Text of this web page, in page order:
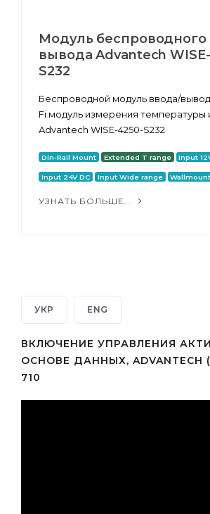
Модуль беспроводного
вывода Advantech
S232
Беспроводной модуль ввода/
Fi модуль измерения температуры
Advantech WISE-4250-S232
Din-Rail Mount Extended T range Input
Input 24V DC Input Wide range Wallmount
УЗНАТЬ БОЛЬШЕ...
УКР ENG
ВКЛЮЧЕНИЕ УПРАВЛЕНИЯ
ОСНОВЕ ДАННЫХ, ADVANTECH
710